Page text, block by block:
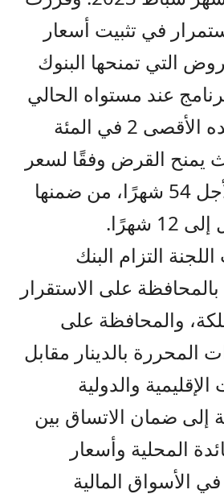
في تثبيت أسعار
التي تمنحها البنوك
عند مستواه الحالي
الذي يبلغ في حده الأقصى 2 في المئة
يمنح القرض وفقًا لسعر
الفائدة الثابت لأجل 54 شهرًا، من ضمنها
شهرًا.
التزام البنك
على الاستقرار
والمحافظة على
المحررة بالدينار مقابل
الإقليمية والدولية
إلى ضمان الاتساق بين
المحلية وأسعار
في الأسواق المالية